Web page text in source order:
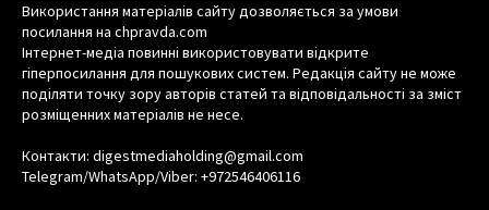
Використання матеріалів сайту дозволяється за умови
посилання на chpravda.com
Інтернет-медіа повинні використовувати відкрите
гіперпосилання для пошукових систем. Редакція сайту не може
поділяти точку зору авторів статей та відповідальності за зміст
розміщенних матеріалів не несе.
Контакти: digestmediaholding@gmail.com
Telegram/WhatsApp/Viber: +972546406116